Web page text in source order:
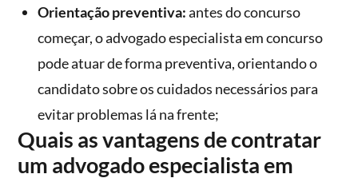
Orientação preventiva:antes do concurso
começar, o advogado especialista em concurso
pode atuar de forma preventiva, orientando o
candidato sobre os cuidados necessários para
evitar problemas lá na frente;
Quais as vantagens de contratar
um advogado especialista em